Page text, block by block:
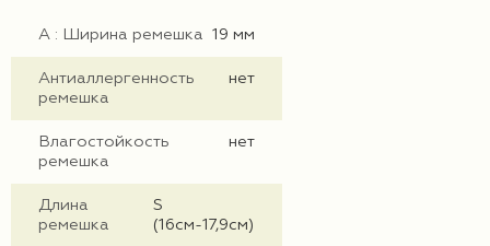
А : Ширина ремешка 19 мм
Антиаллергенность
ремешка
нет
Влагостойкость
ремешка
нет
Длина
ремешка
S
(16см-17,9см)